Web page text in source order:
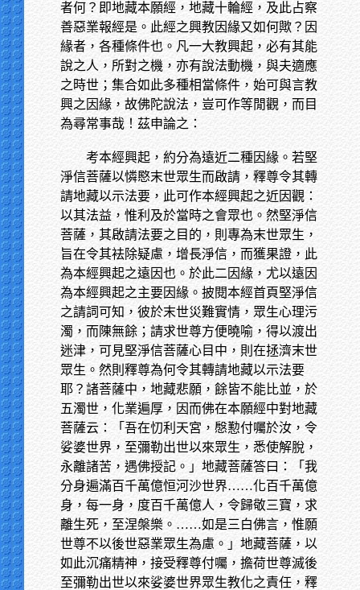
者何？即地藏本願經，地藏十輪經，及此占察
善惡業報經是。此經之興教因緣又如何歟？因
緣者，各種條件也。凡一大教興起，必有其能
說之人，所對之機，亦有說法動機，與夫適應
之時世；集合如此多種相當條件，始可與言教
興之因緣，故佛陀說法，豈可作等閒觀，而目
為尋常事哉！茲申論之：
考本經興起，約分為遠近二種因緣。若堅
淨信菩薩以憐愍末世眾生而啟請，釋尊令其轉
請地藏以示法要，此可作本經興起之近因觀：
以其法益，惟利及於當時之會眾也。然堅淨信
菩薩，其啟請法要之目的，則專為末世眾生，
旨在令其袪除疑慮，增長淨信，而獲果證，此
為本經興起之遠因也。於此二因緣，尤以遠因
為本經興起之主要因緣。披閱本經首頁堅淨信
之請詞可知，彼於末世災難實情，眾生心理污
濁，而陳無餘；請求世尊方便曉喻，得以渡出
迷津，可見堅淨信菩薩心目中，則在拯濟末世
眾生。然則釋尊為何令其轉請地藏以示法要
耶？諸菩薩中，地藏悲願，餘皆不能比並，於
五濁世，化業遍厚，因而佛在本願經中對地藏
菩薩云：「吾在忉利天宮，慇懃付囑於汝，令
娑婆世界，至彌勒出世以來眾生，悉使解脫，
永離諸苦，遇佛授記。」地藏菩薩答曰：「我
分身遍滿百千萬億恒河沙世界……化百千萬億
身，每一身，度百千萬億人，令歸敬三寶，求
離生死，至涅槃樂。……如是三白佛言，惟願
世尊不以後世惡業眾生為慮。」地藏菩薩，以
如此沉痛精神，接受釋尊付囑，擔荷世尊滅後
至彌勒出世以來娑婆世界眾生教化之責任，釋